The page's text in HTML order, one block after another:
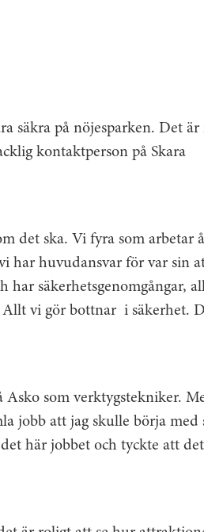
säkra på nöjes­parken. Det
kontaktperson på Skara
det ska. Vi fyra som arbetar
har huvud­ansvar för var sin
säkerhets­genomgångar,
Allt vi gör bottnar i säkerhet.
Asko som verktygstekniker.
jobb att jag skulle börja
här jobbet och tyckte att